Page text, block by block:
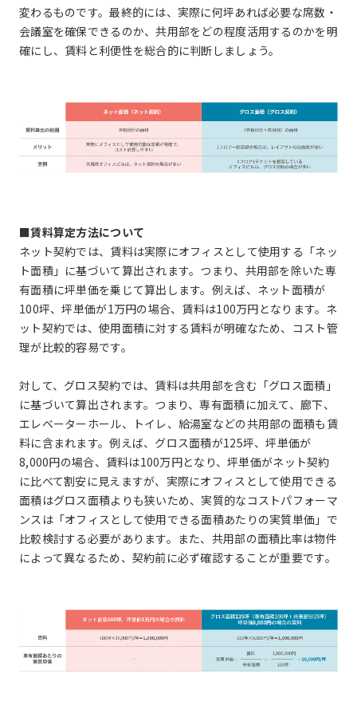
変わるものです。最終的には、実際に何坪あれば必要な席数・
会議室を確保できるのか、共用部をどの程度活用するのかを明
確にし、賃料と利便性を総合的に判断しましょう。
■賃料算定方法について
ネット契約では、賃料は実際にオフィスとして使用する「ネッ
ト面積」に基づいて算出されます。つまり、共用部を除いた専
有面積に坪単価を乗じて算出します。例えば、ネット面積が
100坪、坪単価が1万円の場合、賃料は100万円となります。ネ
ット契約では、使用面積に対する賃料が明確なため、コスト管
理が比較的容易です。
対して、グロス契約では、賃料は共用部を含む「グロス面積」
に基づいて算出されます。つまり、専有面積に加えて、廊下、
エレベーターホール、トイレ、給湯室などの共用部の面積も賃
料に含まれます。例えば、グロス面積が125坪、坪単価が
8,000円の場合、賃料は100万円となり、坪単価がネット契約
に比べて割安に見えますが、実際にオフィスとして使用できる
面積はグロス面積よりも狭いため、実質的なコストパフォーマ
ンスは「オフィスとして使用できる面積あたりの実質単価」で
比較検討する必要があります。また、共用部の面積比率は物件
によって異なるため、契約前に必ず確認することが重要です。